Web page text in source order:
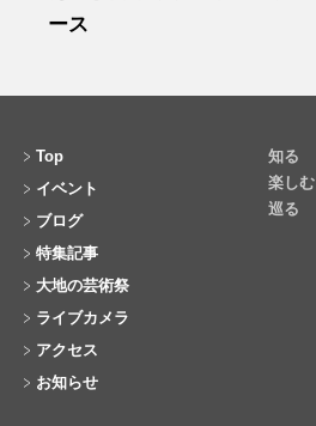
Top
イベント
ブログ
特集記事
大地の芸術祭
ライブカメラ
アクセス
お知らせ
知る
楽しむ
巡る